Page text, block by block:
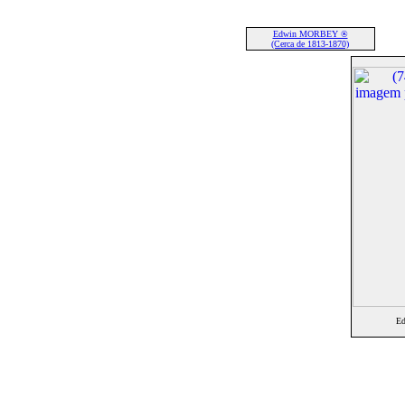
Edwin MORBEY ®
(Cerca de 1813-1870)